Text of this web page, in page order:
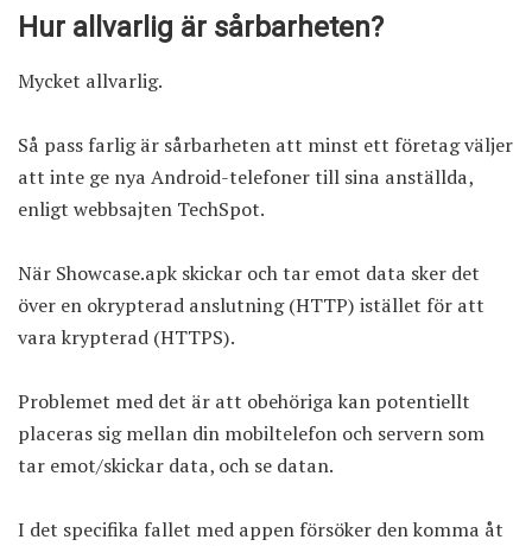
Hur allvarlig är sårbarheten?
Mycket allvarlig.
Så pass farlig är sårbarheten att minst ett företag väljer
att inte ge nya Android-telefoner till sina anställda,
enligt webbsajten TechSpot.
När Showcase.apk skickar och tar emot data sker det
över en okrypterad anslutning (HTTP) istället för att
vara krypterad (HTTPS).
Problemet med det är att obehöriga kan potentiellt
placeras sig mellan din mobiltelefon och servern som
tar emot/skickar data, och se datan.
I det specifika fallet med appen försöker den komma åt